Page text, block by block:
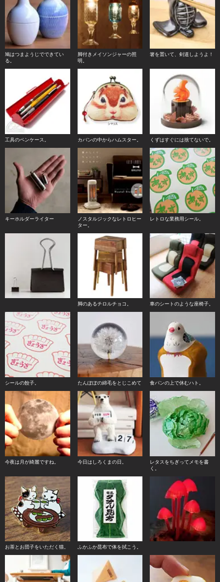
鳩はつまようじでできてい
る。
脚付きメイソンジャーの照
明。
箸を置いて、剣道しようよ！
工具のペンケース。 カバンの中からハムスター。 くずはすぐには捨てないで。
キーホルダーライター
ノスタルジックなレトロヒー
ター。
レトロな業務用シール。
脚のあるチロルチョコ。 車のシートのような座椅子。
シールの餃子。 たんぽぽの綿毛をとじこめて 食パンの上で休むハト。
今夜は月が綺麗ですね。 今日はしろくまの日。
レタスをちぎってメモを書
く。
お茶とお団子をいただく猫。 ふかふか昆布で体を拭こう。